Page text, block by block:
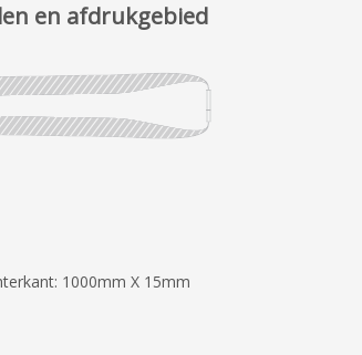
en afdrukgebied
1000mm X 15mm